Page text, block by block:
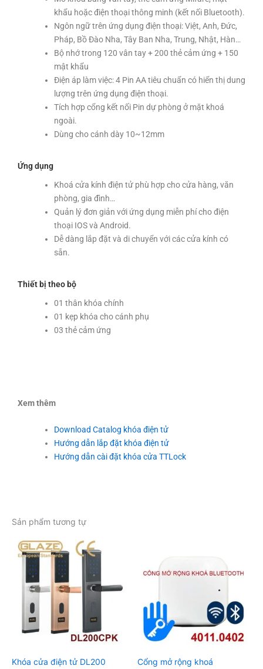
khẩu hoặc điện thoại thông minh (kết nối Bluetooth).
Ngôn ngữ trên ứng dụng điện thoại: Việt, Anh, Đức,
Pháp, Bồ Đào Nha, Tây Ban Nha, Trung, Nhật, Hàn…
Bộ nhớ trong 120 vân tay + 200 thẻ cảm ứng + 150
mật khẩu
Điện áp làm việc: 4 Pin AA tiêu chuẩn có hiển thị dung
lượng trên ứng dụng điện thoại.
Tích hợp cổng kết nối Pin dự phòng ở mặt khoá
ngoài.
Dùng cho cánh dày 10~12mm
Ứng dụng
Khoá cửa kính điện tử phù hợp cho cửa hàng, văn
phòng, gia đình…
Quản lý đơn giản với ứng dụng miễn phí cho điện
thoại IOS và Android.
Dễ dàng lắp đặt và di chuyển với các cửa kính có
sẵn.
Thiết bị theo bộ
01 thân khóa chính
01 kẹp khóa cho cánh phụ
03 thẻ cảm ứng
Xem thêm
Download Catalog khóa điện tử
Hướng dẫn lắp đặt khóa điện tử
Hướng dẫn cài đặt khóa cửa TTLock
Sản phẩm tương tự
Khóa cửa điện tử DL200
Cổng mở rộng khoá